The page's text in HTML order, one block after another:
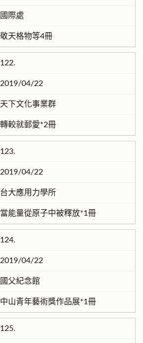
國際處
敬天格物等4冊
122.
2019/04/22
天下文化事業群
轉較就郵愛*2冊
123.
2019/04/22
台大應用力學所
當能量從原子中被釋放*1冊
124.
2019/04/22
國父紀念館
中山青年藝術獎作品展*1冊
125.